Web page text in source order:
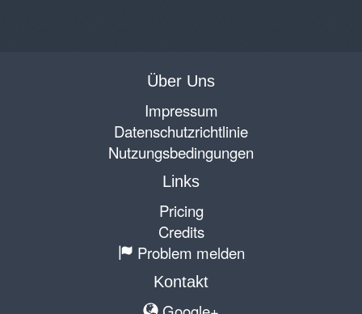
Über Uns
Impressum
Datenschutzrichtlinie
Nutzungsbedingungen
Links
Pricing
Credits
Problem melden
Kontakt